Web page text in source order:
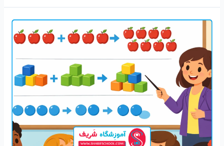
آموزش
سوم
دبستان؛
شاه
کلید
یادگیری
شیرین